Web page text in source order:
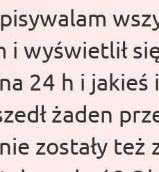
i wyświetlił
24 h i
żaden
zostały